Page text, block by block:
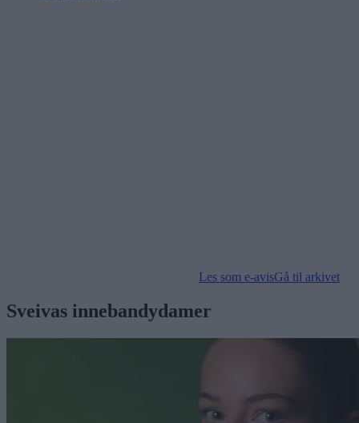
Les som e-avisGå til arkivet
Sveivas innebandydamer